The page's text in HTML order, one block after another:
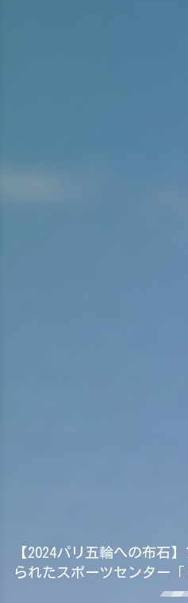
【2024パリ五輪への布石
られたスポーツセンター